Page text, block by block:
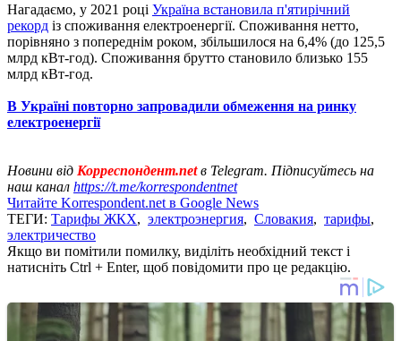
Нагадаємо, у 2021 році Україна встановила п'ятирічний
рекорд із споживання електроенергії. Споживання нетто,
порівняно з попереднім роком, збільшилося на 6,4% (до 125,5
млрд кВт-год). Споживання брутто становило близько 155
млрд кВт-год.
В Україні повторно запровадили обмеження на ринку
електроенергії
Новини від Корреспондент.netв Telegram. Підписуйтесь на
наш канал https://t.me/korrespondentnet
Читайте Korrespondent.net в Google News
ТЕГИ: Тарифы ЖКХ, электроэнергия, Словакия, тарифы,
электричество
Якщо ви помітили помилку, виділіть необхідний текст і
натисніть Ctrl + Enter, щоб повідомити про це редакцію.